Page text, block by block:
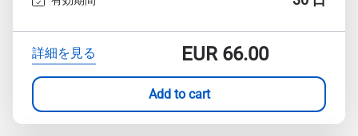
詳細を見る EUR66.00
Add to cart